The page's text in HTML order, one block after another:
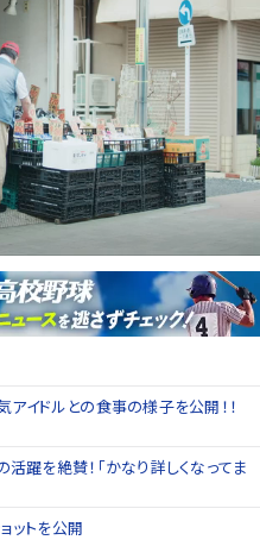
イドルとの食事の様子を公開！！
躍を絶賛！「かなり詳しくなってま
ットを公開